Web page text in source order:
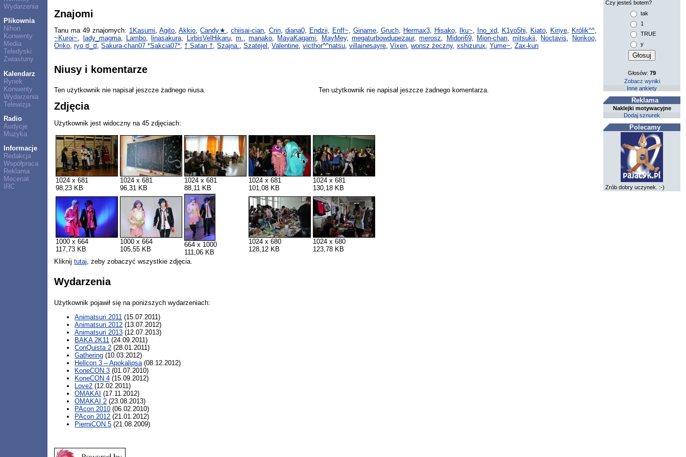
Wydarzenia
Plikownia
Nihon
Konwenty
Media
Teledyski
Zwiastuny
Kalendarz
Rynek
Konwenty
Wydarzenia
Telewizja
Radio
Audycje
Muzyka
Informacje
Redakcja
Współpraca
Reklama
Mecenat
IRC
Znajomi
Tanu ma 49 znajomych: 1Kasumi,Agito,Akkio,Candy★ ,chiisai-cian, Crin, diana0, Endzii, Enff~, Giname, Gruch, Hermax3, Hisako, Iku~, Ino_xd, K1yo5hi, Kiato, Kiriye, Królik^^,
~Kuroi~, lady_magma, Lambo, linasakura, LirbisVelHikaru, m.,manako, MayaKagami, MayMey, megaturbowdupezaur,merosz, Midori69, Mion-chan,mitsukii, Noctavis, Norikoo,
Oriko,ryo ಠ_ಠ,Sakura-chan07 *Sakcia07*,† Satan †,Szajna.,Szatejel ,Valentine,victhor^^natsu,villainesayre,Vixen,wonsz żeczny,xshizurux,Yume~,Zax-kun
Niusy i komentarze
Ten użytkownik nie napisał jeszcze żadnego niusa. Ten użytkownik nie napisał jeszcze żadnego komentarza.
Zdjęcia
Użytkownik jest widoczny na 45 zdjęciach:
1024 x 681
98,23 KB
1024 x 681
96,31 KB
1024 x 681
88,11 KB
1024 x 681
101,08 KB
1024 x 681
130,18 KB
1000 x 664
117,73 KB
1000 x 664
105,55 KB
664 x 1000
111,06 KB
1024 x 680
128,12 KB
1024 x 680
123,78 KB
Kliknijtutaj, żeby zobaczyć wszystkie zdjęcia.
Wydarzenia
Użytkownik pojawił się na poniższych wydarzeniach:
Animatsuri 2011 (15.07.2011)
Animatsuri 2012 (13.07.2012)
Animatsuri 2013 (12.07.2013)
BAKA 2K11 (24.09.2011)
ConQuista 2 (28.01.2011)
Gathering (10.03.2012)
Hellcon 3 – Apokalipsa(08.12.2012)
KoneCON 3 (01.07.2010)
KoneCON 4 (15.09.2012)
Love2 (12.02.2011)
OMAKAI (17.11.2012)
OMAKAI 2 (23.08.2013)
PAcon 2010 (06.02.2010)
PAcon 2012 (21.01.2012)
PierniCON 5 (21.08.2009)
Czy jesteś botem?
tak
1
TRUE
y
Głosów:79
Zobacz wyniki
Inne ankiety
Reklama
Naklejki motywacyjne
Dodaj sznurek
Polecamy
Zrób dobry uczynek. :-)